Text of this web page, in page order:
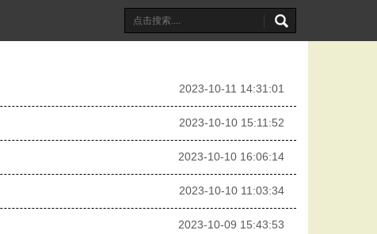
2023-10-11 14:31:01
2023-10-10 15:11:52
2023-10-10 16:06:14
2023-10-10 11:03:34
2023-10-09 15:43:53